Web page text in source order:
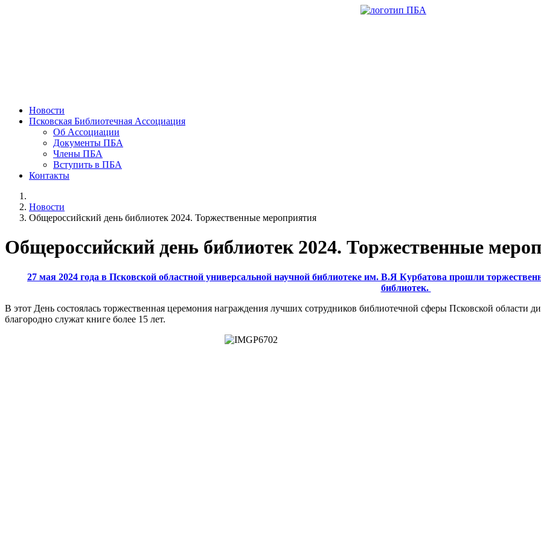
Новости
Псковская Библиотечная Ассоциация
Об Ассоциации
Документы ПБА
Члены ПБА
Вступить в ПБА
Контакты
Новости
Общероссийский день библиотек 2024. Торжественные мероприятия
Общероссийский день библиотек 2024. Торжественные
27 мая 2024 года в Псковской областной универсальной научной библиотеке им. В.Я Курбатова прошли
библиотек.
В этот День состоялась торжественная церемония награждения лучших сотрудников библиотечной сферы Псковской области
благородно служат книге более 15 лет.